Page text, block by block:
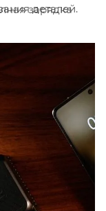
деталей.
зарядка
или резьбу
его к
панели
прикрепите
для